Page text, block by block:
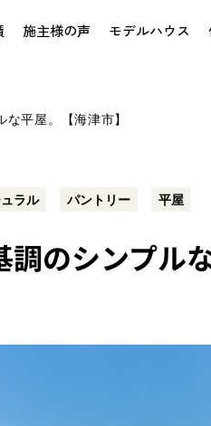
施主様の声 モデルハウス
平屋。【海津市】
ラル パントリー 平屋
のシンプル